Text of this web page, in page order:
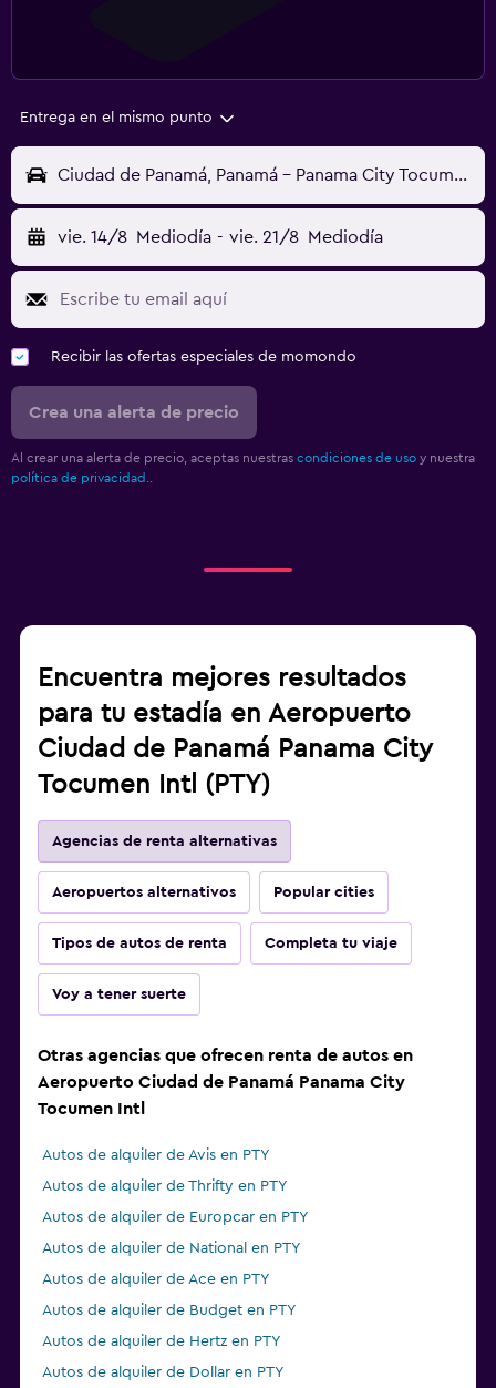
Entrega en el mismo punto
Ciudad de Panamá, Panamá - Panama City Tocumen Intl (PTY)
vie. 14/8 Mediodía - vie. 21/8 Mediodía
Recibir las ofertas especiales de momondo
Crea una alerta de precio
Al crear una alerta de precio, aceptas nuestras condiciones de uso y nuestra
política de privacidad..
Encuentra mejores resultados
para tu estadía en Aeropuerto
Ciudad de Panamá Panama City
Tocumen Intl (PTY)
Agencias de renta alternativas
Aeropuertos alternativos Popular cities
Tipos de autos de renta Completa tu viaje
Voy a tener suerte
Otras agencias que ofrecen renta de autos en
Aeropuerto Ciudad de Panamá Panama City
Tocumen Intl
Autos de alquiler de Avis en PTY
Autos de alquiler de Thrifty en PTY
Autos de alquiler de Europcar en PTY
Autos de alquiler de National en PTY
Autos de alquiler de Ace en PTY
Autos de alquiler de Budget en PTY
Autos de alquiler de Hertz en PTY
Autos de alquiler de Dollar en PTY